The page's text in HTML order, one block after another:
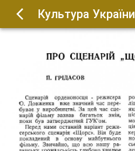
Культура України